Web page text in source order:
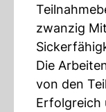
zwanzig
Die
von den
Erfolgreich